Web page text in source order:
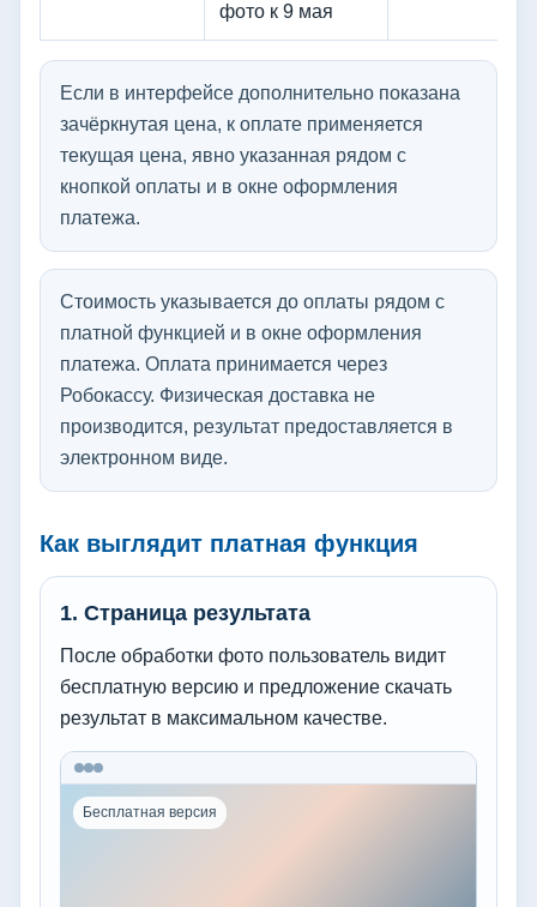
фото к 9 мая
Если в интерфейсе дополнительно показана
зачёркнутая цена, к оплате применяется
текущая цена, явно указанная рядом с
кнопкой оплаты и в окне оформления
платежа.
Стоимость указывается до оплаты рядом с
платной функцией и в окне оформления
платежа. Оплата принимается через
Робокассу. Физическая доставка не
производится, результат предоставляется в
электронном виде.
Как выглядит платная функция
1. Страница результата
После обработки фото пользователь видит
бесплатную версию и предложение скачать
результат в максимальном качестве.
Бесплатная версия